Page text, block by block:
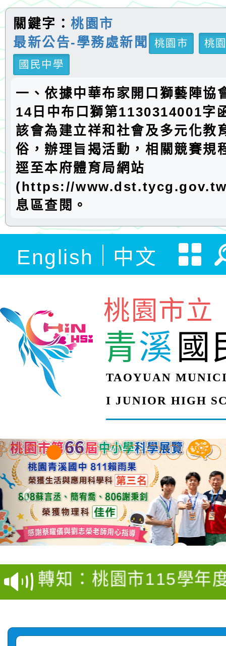
關鍵字：桃園市
最新公告-學務處新聞
桃園市
桃
國民中學
一、依據中華布家開口獅藝陣協
14日中布口獅第1130314001字
該會為建立祥和社會及多元化教
俗，辦理旨揭活動，相關競賽規
逕至本府體育局網站
(https://
息區查閱。
English 中文
桃園市立
青溪 國
TAOYUAN
I JUNIOR HIGH
【甄選結果(第4招)】
學年度第1學期第9次代
結果(第4招)
【甄選結果(第12招)】
學年度第1學期第7次代
結果(第12招)
轉知：桃園市115學年
賽及師生本土語及新住
賽實施要點
轉知：「桃園市115學
比賽實施要點」
轉知：「115年金融知